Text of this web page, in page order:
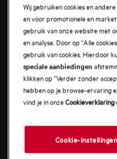
Wij gebruiken cookies en
en voor promotionele en
gebruik van onze website met
en analyse. Door op "Alle
gebruik van cookies. Hierdoor
speciale aanbiedingen
klikken op "Verder zonder
hebben op je browse-ervaring
vind je in onzeCookieverklaring
Cookie-instellingen